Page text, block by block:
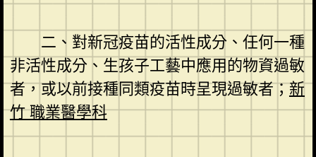
二、對新冠疫苗的活性成分、任何一種
非活性成分、生孩子工藝中應用的物資過敏
者，或以前接種同類疫苗時呈現過敏者；新
竹 職業醫學科